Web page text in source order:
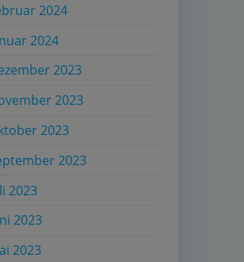
2024
2024
2023
2023
2023
2023
2023
2023
2023